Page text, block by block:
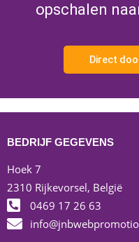
opschalen
Direct
BEDRIJF GEGEVENS
Hoek 7
2310 Rijkevorsel, België
0469 17 26 63